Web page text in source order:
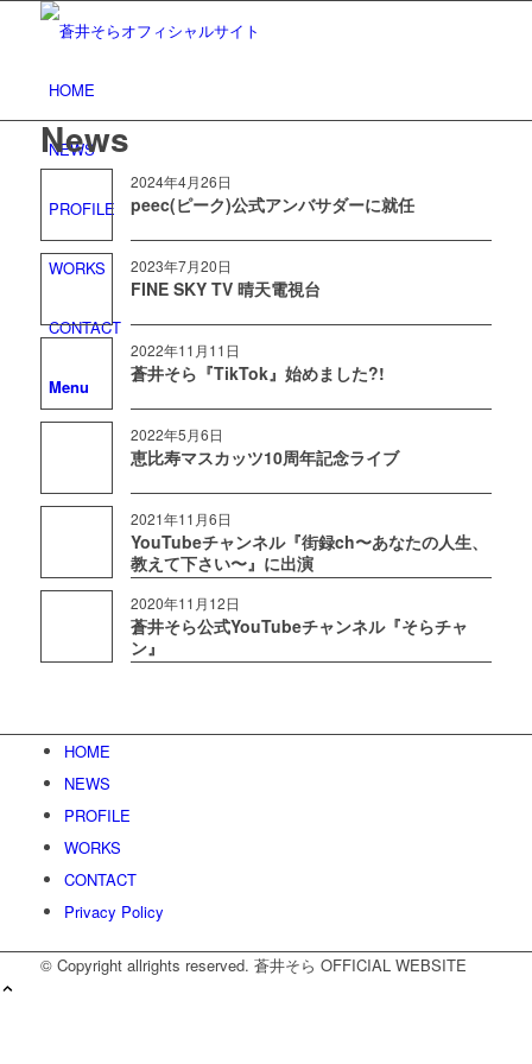
HOME
NEWS
PROFILE
WORKS
CONTACT
Menu
News
2024年4月26日
peec(ピーク)公式アンバサダーに就任
2023年7月20日
FINE SKY TV 晴天電視台
2022年11月11日
蒼井そら『TikTok』始めました?!
2022年5月6日
恵比寿マスカッツ10周年記念ライブ
2021年11月6日
YouTubeチャンネル『街録ch〜あなたの人生、
教えて下さい〜』に出演
2020年11月12日
蒼井そら公式YouTubeチャンネル『そらチャ
ン』
HOME
NEWS
PROFILE
WORKS
CONTACT
Privacy Policy
© Copyright allrights reserved. 蒼井そら OFFICIAL WEBSITE